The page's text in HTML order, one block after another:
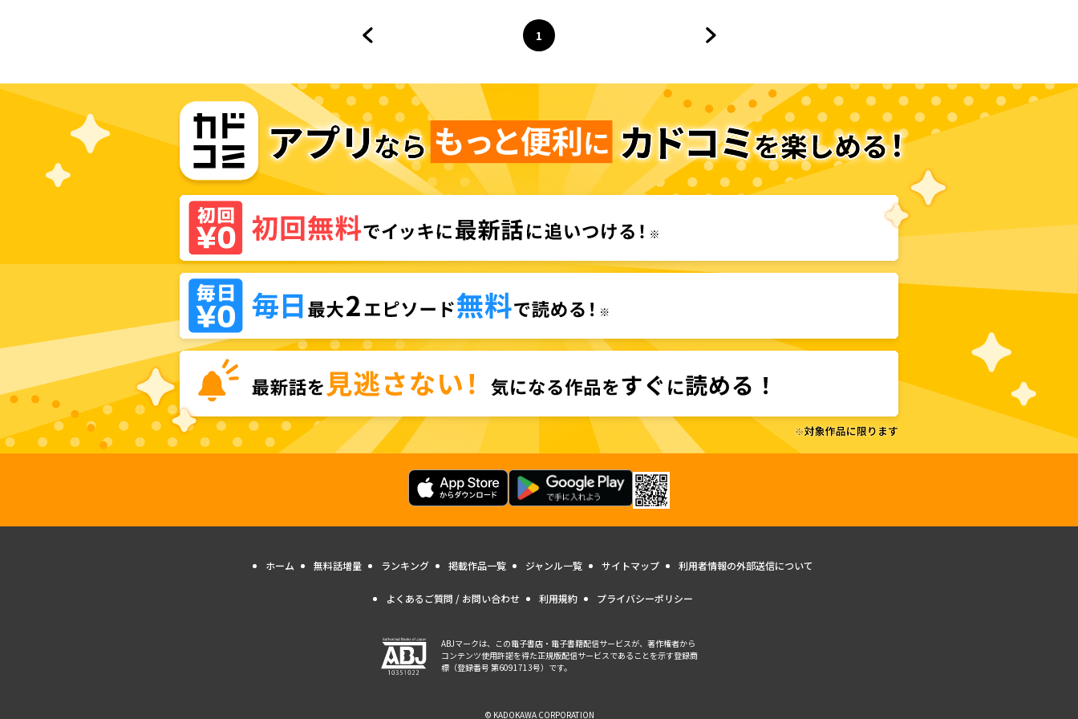
ページ
1
へ
ホーム 無料話増量 ランキング 掲載作品一覧 ジャンル一覧 サイトマップ 利用者情報の外部送信について
よくあるご質問 / お問い合わせ 利用規約 プライバシーポリシー
ABJマークは、この電子書店・電子書籍配信サービスが、著作権者から
コンテンツ使用許諾を得た正規版配信サービスであることを示す登録商
標（登録番号 第6091713号）です。
© KADOKAWA CORPORATION